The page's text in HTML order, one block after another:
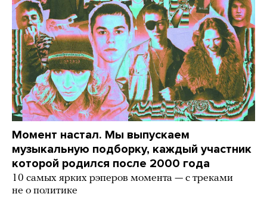
Момент настал. Мы выпускаем
музыкальную подборку, каждый участник
которой родился после 2000 года
10 самых ярких рэперов момента — с треками
не о политике